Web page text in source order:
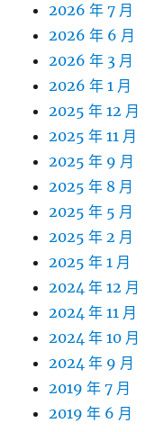
2026 年 7 月
2026 年 6 月
2026 年 3 月
2026 年 1 月
2025 年 12 月
2025 年 11 月
2025 年 9 月
2025 年 8 月
2025 年 5 月
2025 年 2 月
2025 年 1 月
2024 年 12 月
2024 年 11 月
2024 年 10 月
2024 年 9 月
2019 年 7 月
2019 年 6 月